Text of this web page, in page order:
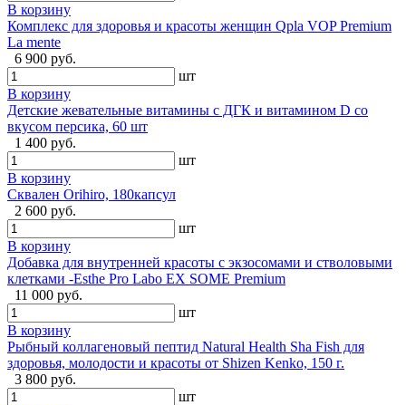
В корзину
Комплекс для здоровья и красоты женщин Qpla VOP Premium
La mente
6 900 руб.
шт
В корзину
Детские жевательные витамины с ДГК и витамином D со
вкусом персика, 60 шт
1 400 руб.
шт
В корзину
Сквален Orihiro, 180капсул
2 600 руб.
шт
В корзину
Добавка для внутренней красоты с экзосомами и стволовыми
клетками -Esthe Pro Labo EX SOME Premium
11 000 руб.
шт
В корзину
Рыбный коллагеновый пептид Natural Health Sha Fish для
здоровья, молодости и красоты от Shizen Kenko, 150 г.
3 800 руб.
шт